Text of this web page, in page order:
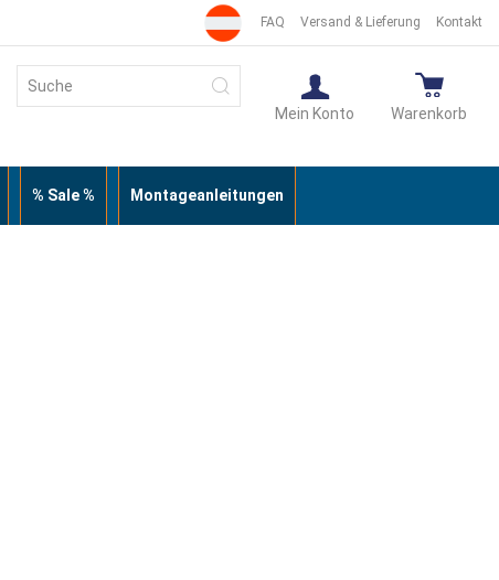
FAQ Versand & Lieferung Kontakt
Warenkorb
Mein Konto
Suche
% Sale % Montageanleitungen